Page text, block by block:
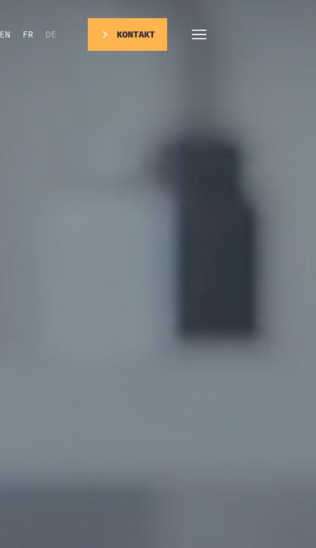
EN FR DE KONTAKT